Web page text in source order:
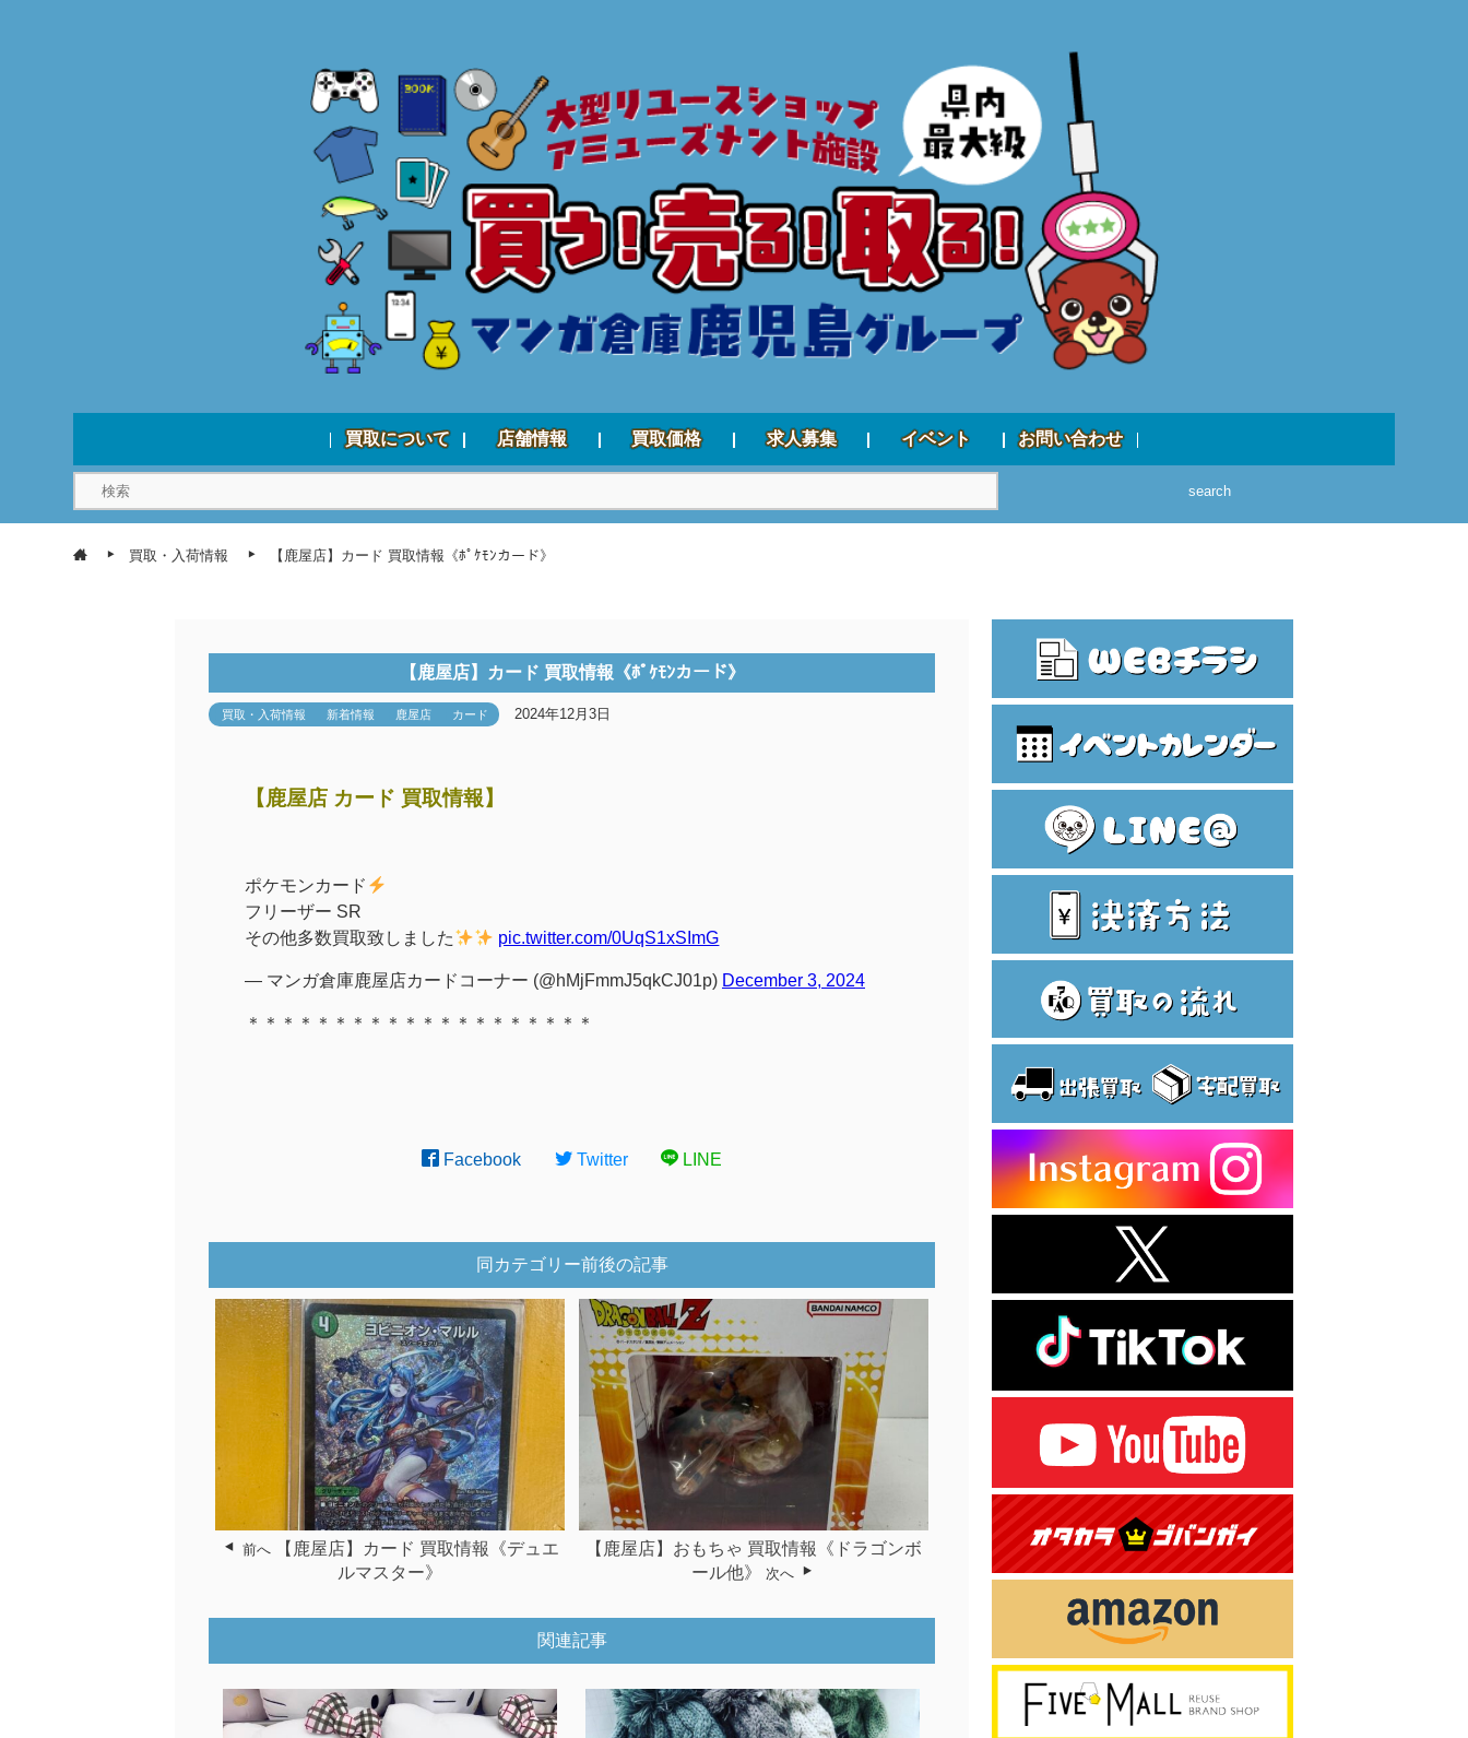
買取について 店舗情報 買取価格 求人募集 イベント お問い合わせ
search
買取・入荷情報 【鹿屋店】カード 買取情報《ﾎﾟｹﾓﾝカード》
【鹿屋店】カード 買取情報《ﾎﾟｹﾓﾝカード》
買取・入荷情報 新着情報 鹿屋店 カード 2024年12月3日
【鹿屋店 カード 買取情報】
ポケモンカード
フリーザー SR
その他多数買取致しました
pic.twitter.com/0UqS1xSImG
— マンガ倉庫鹿屋店カードコーナー (@hMjFmmJ5qkCJ01p) December 3, 2024
＊＊＊＊＊＊＊＊＊＊＊＊＊＊＊＊＊＊＊＊
Facebook Twitter LINE
同カテゴリー前後の記事
前へ
【鹿屋店】カード 買取情報《デュエ
ルマスター》
【鹿屋店】おもちゃ 買取情報《ドラゴンボ
ール他》
次へ
関連記事